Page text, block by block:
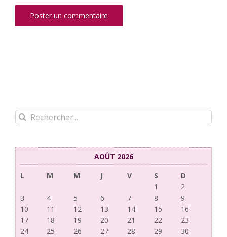
Rechercher:
AOÛT 2026
L
M M J V S
D
1
2
3
4 5 6 7 8
9
10
11 12 13 14 15
16
17
18 19 20 21 22
23
24
25 26 27 28 29
30